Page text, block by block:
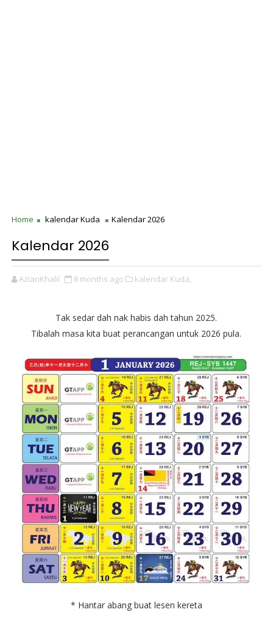
Home kalendar Kuda Kalendar 2026
Kalendar 2026
AzianKhalil 8 months ago kalendar Kuda,
Tak sedar dah nak habis dah tahun 2025.
Tibalah masa kita buat perancangan untuk 2026 pula.
* Hantar abang buat lesen kereta